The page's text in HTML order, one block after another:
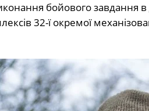
бойового завдання
32-ї окремої